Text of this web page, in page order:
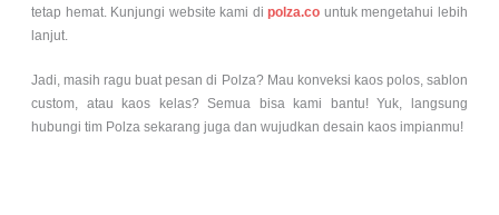
tetap hemat. Kunjungi website kami dipolza.co untuk mengetahui lebih
lanjut.
Jadi, masih ragu buat pesan di Polza? Mau konveksi kaos polos, sablon
custom, atau kaos kelas? Semua bisa kami bantu! Yuk, langsung
hubungi tim Polza sekarang juga dan wujudkan desain kaos impianmu!